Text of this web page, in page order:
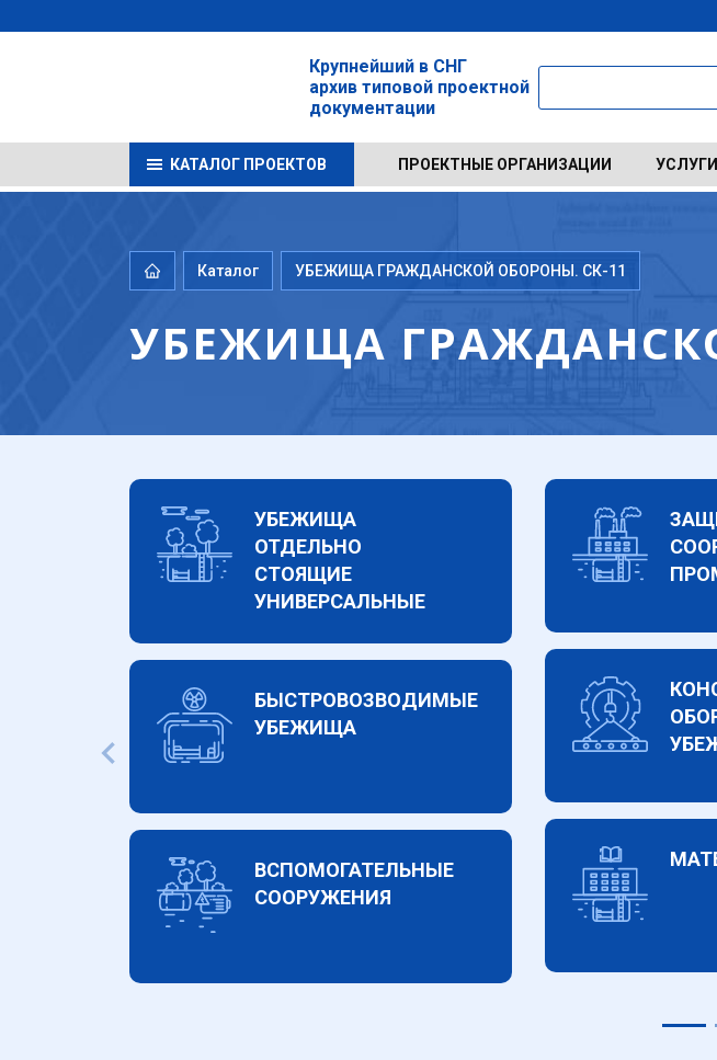
Крупнейший в СНГ
архив типовой проектной
документации
КАТАЛОГ ПРОЕКТОВ ПРОЕКТНЫЕ ОРГАНИЗАЦИИ
Каталог УБЕЖИЩА ГРАЖДАНСКОЙ ОБОРОНЫ. СК-11
УБЕЖИЩА
УБЕЖИЩА
ОТДЕЛЬНО
СТОЯЩИЕ
УНИВЕРСАЛЬНЫЕ
БЫСТРОВОЗВОДИМЫЕ
УБЕЖИЩА
ВСПОМОГАТЕЛЬНЫЕ
СООРУЖЕНИЯ